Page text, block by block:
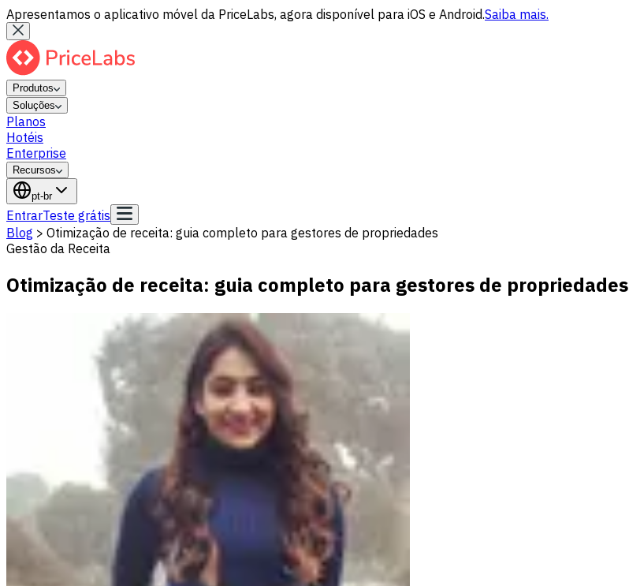
Apresentamos o aplicativo móvel da PriceLabs, agora disponível para iOS e Android.Saiba mais.
Produtos
Soluções
Planos
Hotéis
Enterprise
Recursos
pt-br
EntrarTeste grátis
Blog > Otimização de receita: guia completo para gestores de propriedades
Gestão da Receita
Otimização de receita: guia completo para gestores de propriedades